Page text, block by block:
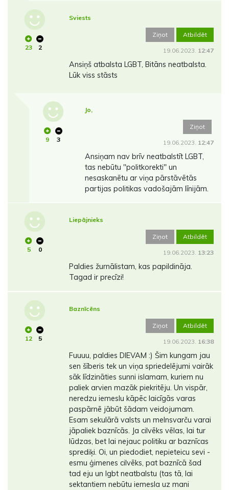
23 2
Sviests
Ziņot Atbildēt
19.06.2023. 12:47
Ansiņš atbalsta LGBT, Bitāns neatbalsta.
Lūk viss stāsts
9 3
Jo,
Ziņot
19.06.2023. 12:47
Ansiņam nav brīv neatbalstīt LGBT,
tas nebūtu ''politkorekti'' un
nesaskanētu ar viņa pārstāvētās
partijas politikas vadošajām līnijām.
5 0
Liepājnieks
Ziņot Atbildēt
19.06.2023. 13:23
Paldies žurnālistam, kas papildināja.
Tagad ir precīzi!
12 5
Baznīcēns
Ziņot Atbildēt
19.06.2023. 16:38
Fuuuu, paldies DIEVAM :) Šim kungam jau
sen šīberis tek un viņa spriedelējumi vairāk
sāk līdzināties sunni islamam, kuriem nu
paliek arvien mazāk piekritēju. Un vispār,
neredzu iemeslu kāpēc laicīgās varas
paspārnē jābūt šādam veidojumam.
Esam sekulārā valsts un melnsvarču varai
jāpaliek baznīcās. Ja cilvēks vēlas, lai tur
lūdzas, bet lai nejauc politiku ar baznīcas
sprediķi. Oi, un piedodiet, nepieteicu sevi -
esmu ģimenes cilvēks, pat baznīcā šad
tad eju un lgbt neatbalstu (tas tā, lai
sektantiem nebūtu iemesla uz mani